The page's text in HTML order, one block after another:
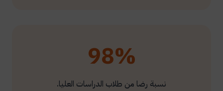
98%
نسبة رضا من طلاب الدراسات العليا.